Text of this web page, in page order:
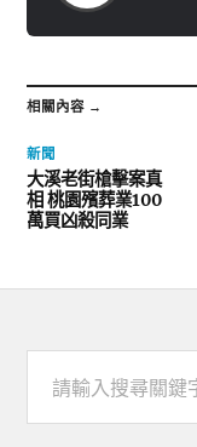
相關內容 →
新聞
大溪老街槍擊案真
相 桃園殯葬業100
萬買凶殺同業